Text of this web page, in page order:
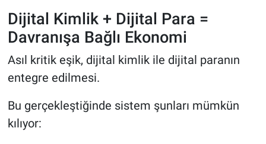
Dijital Kimlik + Dijital Para =
Davranışa Bağlı Ekonomi
Asıl kritik eşik, dijital kimlik ile dijital paranın
entegre edilmesi.
Bu gerçekleştiğinde sistem şunları mümkün
kılıyor: